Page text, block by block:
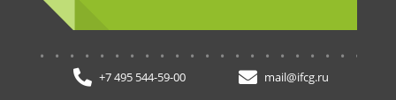
+7 495 544-59-00 mail@ifcg.ru